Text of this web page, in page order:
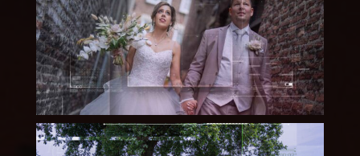
Bruiloft Roger & Patricia –
05 08 2023